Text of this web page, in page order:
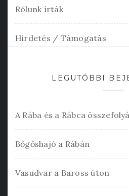
Rólunk írták
Hirdetés / Támogatás
LEGUTÓBBI
A Rába és a Rábca
Bőgőshajó a Rábán
Vasudvar a Baross úton